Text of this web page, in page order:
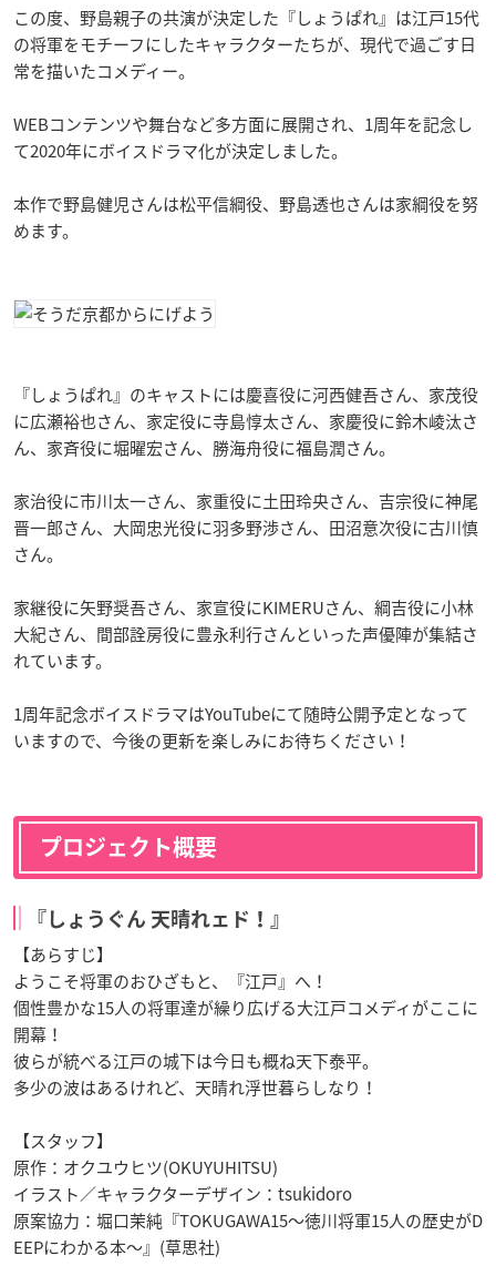
この度、野島親子の共演が決定した『しょうぱれ』は江戸15代
の将軍をモチーフにしたキャラクターたちが、現代で過ごす日
常を描いたコメディー。
WEBコンテンツや舞台など多方面に展開され、1周年を記念し
て2020年にボイスドラマ化が決定しました。
本作で野島健児さんは松平信綱役、野島透也さんは家綱役を努
めます。
『しょうぱれ』のキャストには慶喜役に河西健吾さん、家茂役
に広瀬裕也さん、家定役に寺島惇太さん、家慶役に鈴木崚汰さ
ん、家斉役に堀曜宏さん、勝海舟役に福島潤さん。
家治役に市川太一さん、家重役に土田玲央さん、吉宗役に神尾
晋一郎さん、大岡忠光役に羽多野渉さん、田沼意次役に古川慎
さん。
家継役に矢野奨吾さん、家宣役にKIMERUさん、綱吉役に小林
大紀さん、間部詮房役に豊永利行さんといった声優陣が集結さ
れています。
1周年記念ボイスドラマはYouTubeにて随時公開予定となって
いますので、今後の更新を楽しみにお待ちください！
プロジェクト概要
『しょうぐん 天晴れェド！』
【あらすじ】
ようこそ将軍のおひざもと、『江戸』へ！
個性豊かな15人の将軍達が繰り広げる大江戸コメディがここに
開幕！
彼らが統べる江戸の城下は今日も概ね天下泰平。
多少の波はあるけれど、天晴れ浮世暮らしなり！
【スタッフ】
原作：オクユウヒツ(OKUYUHITSU)
イラスト／キャラクターデザイン：tsukidoro
原案協力：堀口茉純『TOKUGAWA15〜徳川将軍15人の歴史がD
EEPにわかる本〜』(草思社)